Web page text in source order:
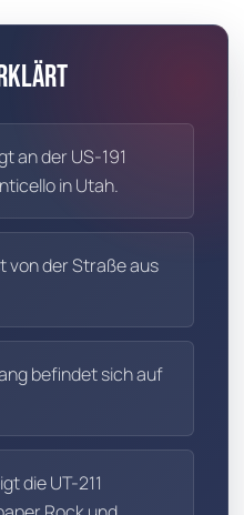
an der US-191
in Utah.
von der Straße aus
befindet sich auf
die UT-211